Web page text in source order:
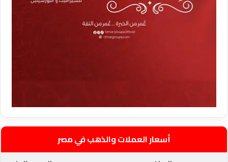
أسعار العملات والذهب في مصر